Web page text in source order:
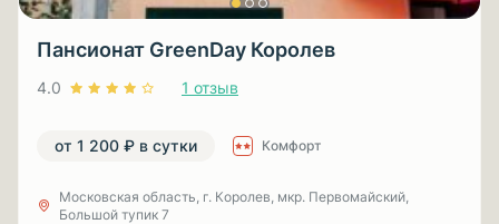
Пансионат GreenDay Королев
4.0 1 отзыв
от 1 200 ₽ в сутки Комфорт
Московская область, г. Королев, мкр. Первомайский,
Большой тупик 7